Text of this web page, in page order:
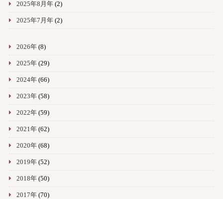
2025年8月年(2)
2025年7月年(2)
2026年(8)
2025年(29)
2024年(66)
2023年(58)
2022年(59)
2021年(62)
2020年(68)
2019年(52)
2018年(50)
2017年(70)